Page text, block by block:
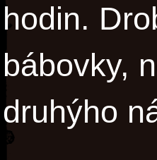
hodin.
bábovky,
druhýho